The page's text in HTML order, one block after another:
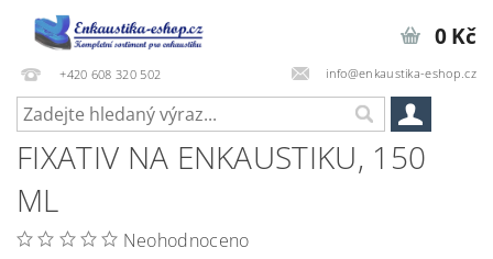
+420 608 320 502 info@enkaustika-eshop.cz
0 Kč
FIXATIV NA ENKAUSTIKU, 150
ML
Neohodnoceno